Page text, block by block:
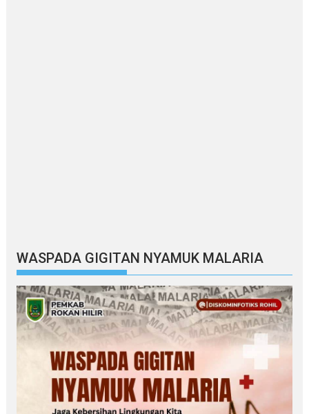
WASPADA GIGITAN NYAMUK MALARIA